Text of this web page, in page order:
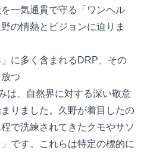
一気通貫で守る「ワンヘル
の情熱とビジョンに迫りま
に多く含まれるDRP、その
つ
は、自然界に対する深い敬意
りました。久野が着目したの
で洗練されてきたクモやサソ
です。これらは特定の標的に